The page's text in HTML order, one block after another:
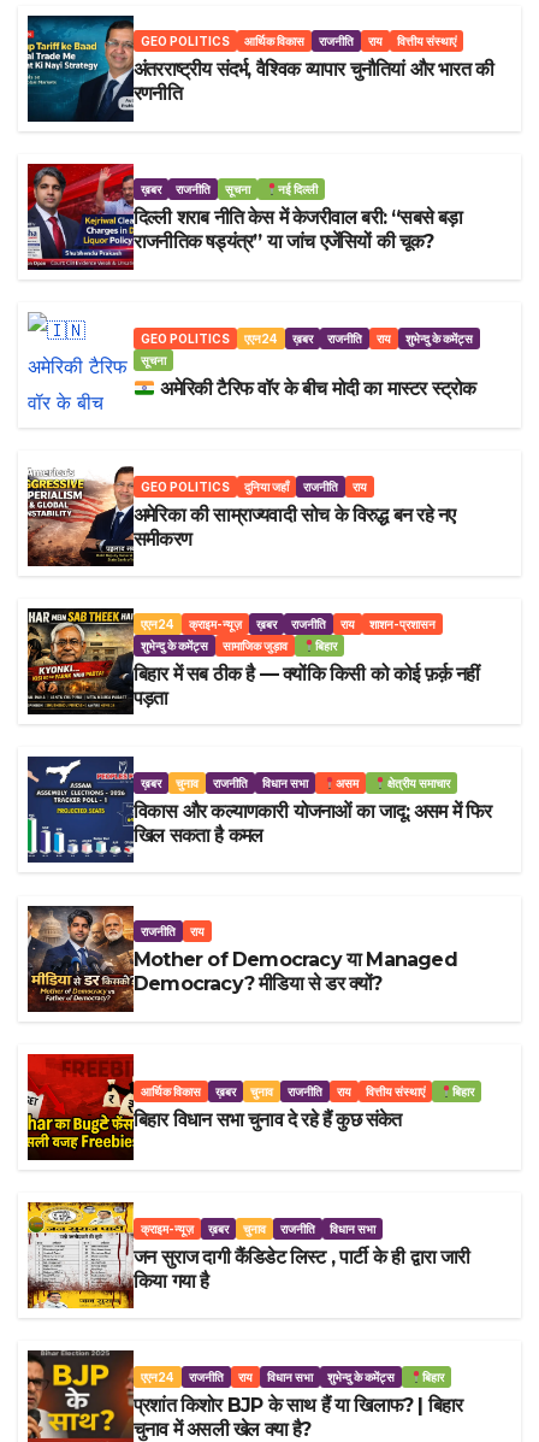
GEO POLITICS आर्थिक विकास राजनीति राय वित्तीय संस्थाएं
अंतरराष्ट्रीय संदर्भ, वैश्विक व्यापार चुनौतियां और भारत की
रणनीति
ख़बर राजनीति सूचना नई दिल्ली
दिल्ली शराब नीति केस में केजरीवाल बरी: “सबसे बड़ा
राजनीतिक षड्यंत्र” या जांच एजेंसियों की चूक?
GEO POLITICS एएन24 ख़बर राजनीति राय
शुभेन्दु के कमेंट्स
सूचना
अमेरिकी टैरिफ वॉर के बीच मोदी का मास्टर स्ट्रोक
GEO POLITICS दुनिया जहाँ राजनीति राय
अमेरिका की साम्राज्यवादी सोच के विरुद्ध बन रहे नए
समीकरण
एएन24 क्राइम-न्यूज़ ख़बर राजनीति राय
शाशन-प्रशासन
शुभेन्दु के कमेंट्स
सामाजिक जुड़ाव बिहार
बिहार में सब ठीक है — क्योंकि किसी को कोई फ़र्क़ नहीं
पड़ता
ख़बर चुनाव राजनीति विधान सभा असम क्षेत्रीय समाचार
विकास और कल्याणकारी योजनाओं का जादू: असम में फिर
खिल सकता है कमल
राजनीति राय
Mother of Democracy या Managed
Democracy? मीडिया से डर क्यों?
आर्थिक विकास ख़बर चुनाव राजनीति राय वित्तीय संस्थाएं बिहार
बिहार विधान सभा चुनाव दे रहे हैं कुछ संकेत
क्राइम-न्यूज़ ख़बर चुनाव राजनीति विधान सभा
जन सुराज दागी कैंडिडेट लिस्ट , पार्टी के ही द्वारा जारी
किया गया है
एएन24 राजनीति राय विधान सभा शुभेन्दु के कमेंट्स बिहार
प्रशांत किशोर BJP के साथ हैं या खिलाफ? | बिहार
चुनाव में असली खेल क्या है?